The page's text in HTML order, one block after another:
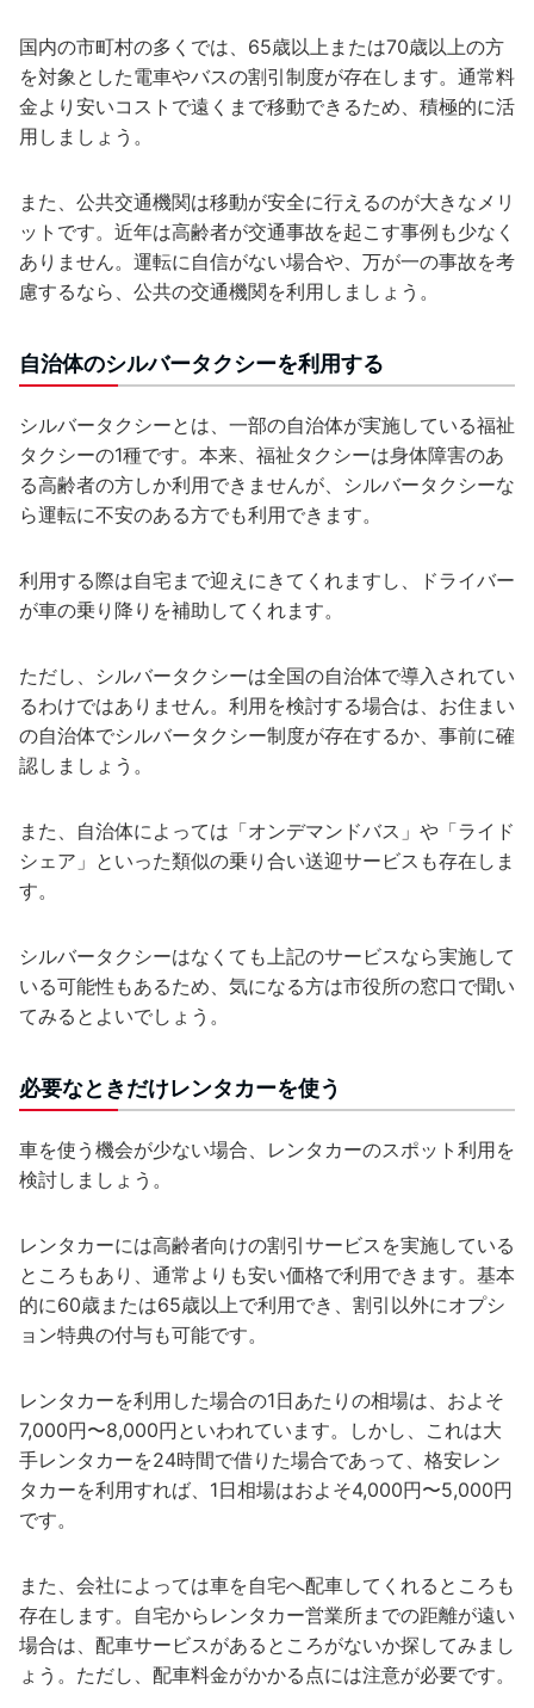
国内の市町村の多くでは、65歳以上または70歳以上の方
を対象とした電車やバスの割引制度が存在します。通常料
金より安いコストで遠くまで移動できるため、積極的に活
用しましょう。
また、公共交通機関は移動が安全に行えるのが大きなメリ
ットです。近年は高齢者が交通事故を起こす事例も少なく
ありません。運転に自信がない場合や、万が一の事故を考
慮するなら、公共の交通機関を利用しましょう。
自治体のシルバータクシーを利用する
シルバータクシーとは、一部の自治体が実施している福祉
タクシーの1種です。本来、福祉タクシーは身体障害のあ
る高齢者の方しか利用できませんが、シルバータクシーな
ら運転に不安のある方でも利用できます。
利用する際は自宅まで迎えにきてくれますし、ドライバー
が車の乗り降りを補助してくれます。
ただし、シルバータクシーは全国の自治体で導入されてい
るわけではありません。利用を検討する場合は、お住まい
の自治体でシルバータクシー制度が存在するか、事前に確
認しましょう。
また、自治体によっては「オンデマンドバス」や「ライド
シェア」といった類似の乗り合い送迎サービスも存在しま
す。
シルバータクシーはなくても上記のサービスなら実施して
いる可能性もあるため、気になる方は市役所の窓口で聞い
てみるとよいでしょう。
必要なときだけレンタカーを使う
車を使う機会が少ない場合、レンタカーのスポット利用を
検討しましょう。
レンタカーには高齢者向けの割引サービスを実施している
ところもあり、通常よりも安い価格で利用できます。基本
的に60歳または65歳以上で利用でき、割引以外にオプシ
ョン特典の付与も可能です。
レンタカーを利用した場合の1日あたりの相場は、およそ
7,000円〜8,000円といわれています。しかし、これは大
手レンタカーを24時間で借りた場合であって、格安レン
タカーを利用すれば、1日相場はおよそ4,000円〜5,000円
です。
また、会社によっては車を自宅へ配車してくれるところも
存在します。自宅からレンタカー営業所までの距離が遠い
場合は、配車サービスがあるところがないか探してみまし
ょう。ただし、配車料金がかかる点には注意が必要です。